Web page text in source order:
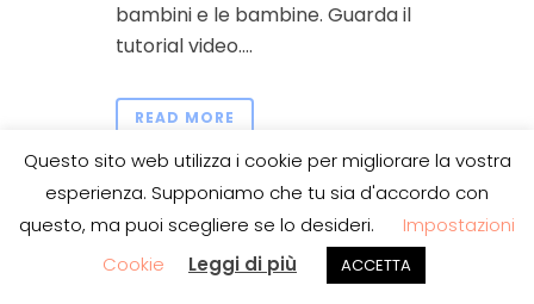
bambini e le bambine. Guarda il
tutorial video....
READ MORE
BimbòArte
Questo sito web utilizza i cookie per migliorare la vostra
esperienza. Supponiamo che tu sia d'accordo con
questo, ma puoi scegliere se lo desideri.
Impostazioni
Cookie
Leggi di più ACCETTA